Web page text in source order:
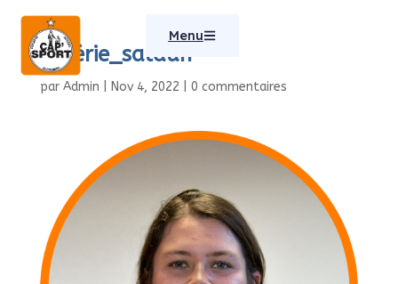
Menu
valérie_salaün
par Admin Nov 4, 2022 0 commentaires